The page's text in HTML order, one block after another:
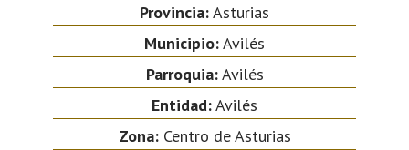
Provincia:Asturias
Municipio:Avilés
Parroquia:Avilés
Entidad:Avilés
Zona:Centro de Asturias